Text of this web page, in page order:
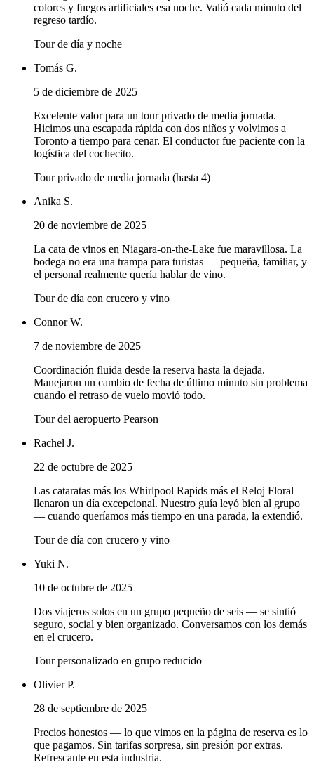
colores y fuegos artificiales esa noche. Valió cada minuto del
regreso tardío.
Tour de día y noche
Tomás G.
5 de diciembre de 2025
Excelente valor para un tour privado de media jornada.
Hicimos una escapada rápida con dos niños y volvimos a
Toronto a tiempo para cenar. El conductor fue paciente con la
logística del cochecito.
Tour privado de media jornada (hasta 4)
Anika S.
20 de noviembre de 2025
La cata de vinos en Niagara-on-the-Lake fue maravillosa. La
bodega no era una trampa para turistas — pequeña, familiar, y
el personal realmente quería hablar de vino.
Tour de día con crucero y vino
Connor W.
7 de noviembre de 2025
Coordinación fluida desde la reserva hasta la dejada.
Manejaron un cambio de fecha de último minuto sin problema
cuando el retraso de vuelo movió todo.
Tour del aeropuerto Pearson
Rachel J.
22 de octubre de 2025
Las cataratas más los Whirlpool Rapids más el Reloj Floral
llenaron un día excepcional. Nuestro guía leyó bien al grupo
— cuando queríamos más tiempo en una parada, la extendió.
Tour de día con crucero y vino
Yuki N.
10 de octubre de 2025
Dos viajeros solos en un grupo pequeño de seis — se sintió
seguro, social y bien organizado. Conversamos con los demás
en el crucero.
Tour personalizado en grupo reducido
Olivier P.
28 de septiembre de 2025
Precios honestos — lo que vimos en la página de reserva es lo
que pagamos. Sin tarifas sorpresa, sin presión por extras.
Refrescante en esta industria.